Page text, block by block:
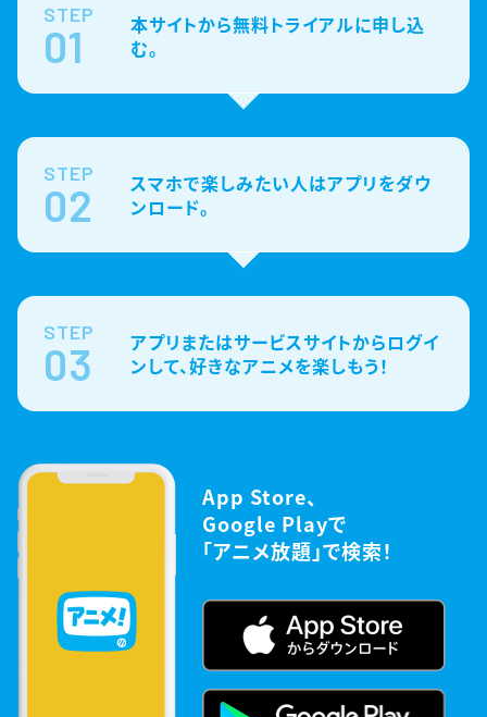
STEP
01
本サイトから無料トライアルに申し込
む。
STEP
02
スマホで楽しみたい人はアプリをダウ
ンロード。
STEP
03
アプリまたはサービスサイトからログイ
ンして、好きなアニメを楽しもう！
App Store、
Google Playで
「アニメ放題」で検索！